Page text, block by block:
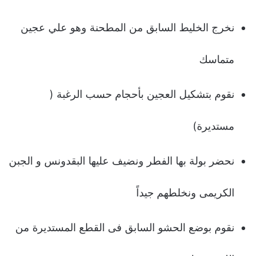
نخرج الخلیط السابق من المطحنة وهو علي عجین
متماسك
نقوم بتشكیل العجین بأحجام حسب الرغبة (
مستدیرة)
نحضر بولة بها الفطر ونضیف علیها البقدونس و الجبن
الكریمى ونخلطهم جیداً
نقوم بوضع الحشو السابق فى القطع المستدیرة من